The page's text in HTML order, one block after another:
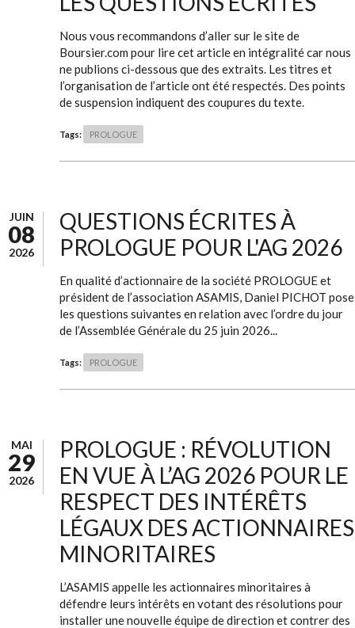
Nous vous recommandons d’aller sur le site de
Boursier.com pour lire cet article en intégralité car nous
ne publions ci-dessous que des extraits. Les titres et
l’organisation de l’article ont été respectés. Des points
de suspension indiquent des coupures du texte.
Tags: PROLOGUE
JUIN
08
2026
QUESTIONS ÉCRITES À
PROLOGUE POUR L'AG 2026
En qualité d’actionnaire de la société PROLOGUE et
président de l’association ASAMIS, Daniel PICHOT pose
les questions suivantes en relation avec l’ordre du jour
de l’Assemblée Générale du 25 juin 2026...
Tags: PROLOGUE
MAI
29
2026
PROLOGUE : RÉVOLUTION
EN VUE À L’AG 2026 POUR LE
RESPECT DES INTÉRÊTS
LÉGAUX DES ACTIONNAIRES
MINORITAIRES
L’ASAMIS appelle les actionnaires minoritaires à
défendre leurs intérêts en votant des résolutions pour
installer une nouvelle équipe de direction et contrer des